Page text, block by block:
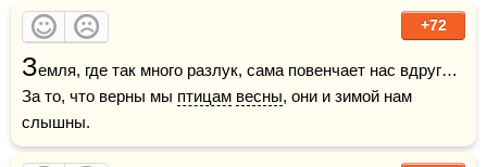
+72
Земля, где так много разлук, сама повенчает нас вдруг…
За то, что верны мы птицам весны, они и зимой нам
слышны.